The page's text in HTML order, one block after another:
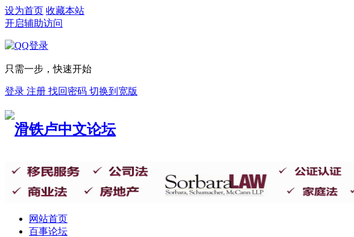
设为首页 收藏本站
开启辅助访问
只需一步，快速开始
登录 注册 找回密码 切换到宽版
网站首页
百事论坛